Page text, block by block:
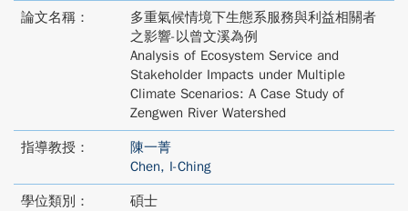
論文名稱：
多重氣候情境下生態系服務與利益相關者
之影響-以曾文溪為例
Analysis of Ecosystem Service and
Stakeholder Impacts under Multiple
Climate Scenarios: A Case Study of
Zengwen River Watershed
指導教授：
陳一菁
Chen, I-Ching
學位類別：
碩士